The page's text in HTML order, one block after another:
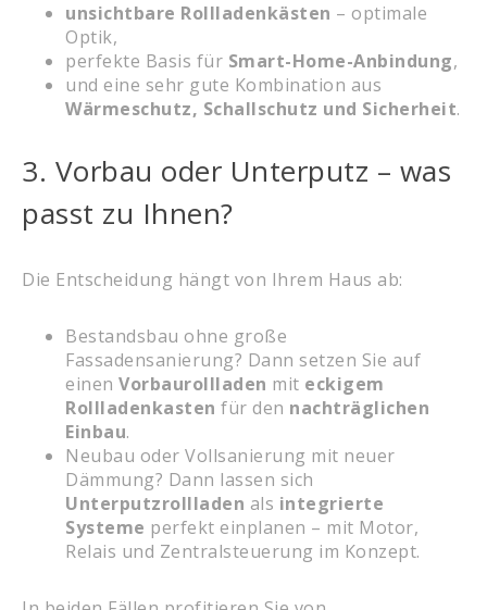
unsichtbare Rollladenkästen – optimale
Optik,
perfekte Basis für Smart-Home-Anbindung,
und eine sehr gute Kombination aus
Wärmeschutz, Schallschutz und Sicherheit.
3. Vorbau oder Unterputz – was
passt zu Ihnen?
Die Entscheidung hängt von Ihrem Haus ab:
Bestandsbau ohne große
Fassadensanierung? Dann setzen Sie auf
einen Vorbaurollladen mit eckigem
Rollladenkasten für den nachträglichen
Einbau.
Neubau oder Vollsanierung mit neuer
Dämmung? Dann lassen sich
Unterputzrollladen als integrierte
Systeme perfekt einplanen – mit Motor,
Relais und Zentralsteuerung im Konzept.